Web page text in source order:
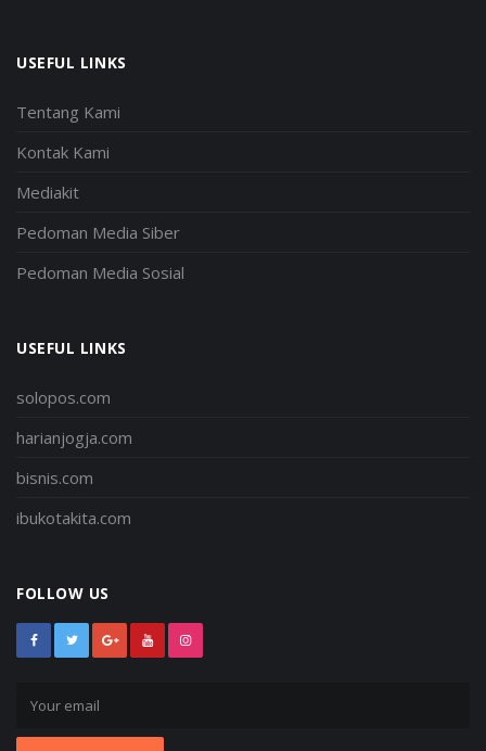
USEFUL LINKS
Tentang Kami
Kontak Kami
Mediakit
Pedoman Media Siber
Pedoman Media Sosial
USEFUL LINKS
solopos.com
harianjogja.com
bisnis.com
ibukotakita.com
FOLLOW US